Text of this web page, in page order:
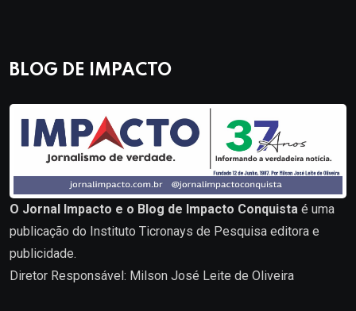
BLOG DE IMPACTO
O Jornal Impacto e o Blog de Impacto Conquista é uma
publicação do Instituto Ticronays de Pesquisa editora e
publicidade.
Diretor Responsável: Milson José Leite de Oliveira